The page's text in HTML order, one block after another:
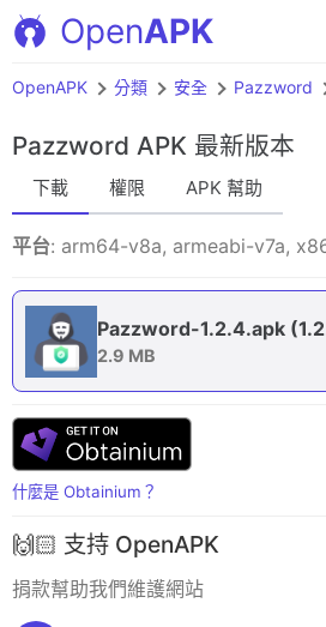
OpenAPK
OpenAPK 分類 安全 Pazzword
Pazzword APK 最新版本
下載 權限 APK 幫助
平台: arm64-v8a, armeabi-v7a,
Pazzword-1.2.4.apk
2.9 MB
什麼是 Obtainium？
🙌🏻 支持 OpenAPK
捐款幫助我們維護網站